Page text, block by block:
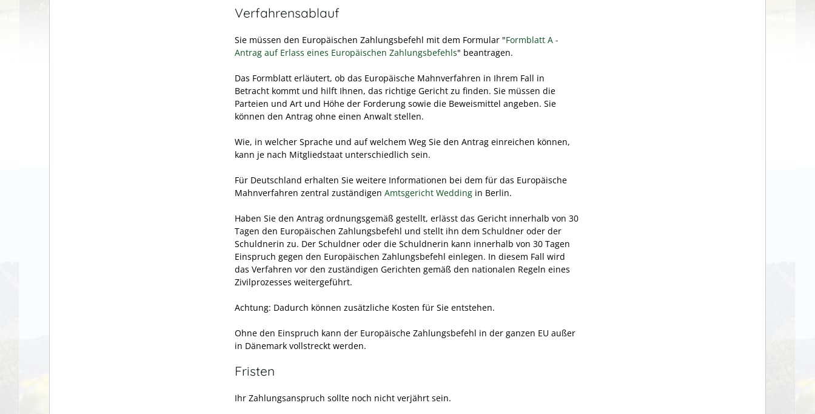
Verfahrensablauf
Sie müssen den Europäischen Zahlungsbefehl mit dem Formular "Formblatt A -
Antrag auf Erlass eines Europäischen Zahlungsbefehls" beantragen.
Das Formblatt erläutert, ob das Europäische Mahnverfahren in Ihrem Fall in
Betracht kommt und hilft Ihnen, das richtige Gericht zu finden. Sie müssen die
Parteien und Art und Höhe der Forderung sowie die Beweismittel angeben. Sie
können den Antrag ohne einen Anwalt stellen.
Wie, in welcher Sprache und auf welchem Weg Sie den Antrag einreichen können,
kann je nach Mitgliedstaat unterschiedlich sein.
Für Deutschland erhalten Sie weitere Informationen bei dem für das Europäische
Mahnverfahren zentral zuständigen Amtsgericht Wedding in Berlin.
Haben Sie den Antrag ordnungsgemäß gestellt, erlässt das Gericht innerhalb von 30
Tagen den Europäischen Zahlungsbefehl und stellt ihn dem Schuldner oder der
Schuldnerin zu. Der Schuldner oder die Schuldnerin kann innerhalb von 30 Tagen
Einspruch gegen den Europäischen Zahlungsbefehl einlegen. In diesem Fall wird
das Verfahren vor den zuständigen Gerichten gemäß den nationalen Regeln eines
Zivilprozesses weitergeführt.
Achtung: Dadurch können zusätzliche Kosten für Sie entstehen.
Ohne den Einspruch kann der Europäische Zahlungsbefehl in der ganzen EU außer
in Dänemark vollstreckt werden.
Fristen
Ihr Zahlungsanspruch sollte noch nicht verjährt sein.